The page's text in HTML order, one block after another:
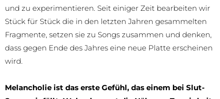
und zu experimentieren. Seit einiger Zeit bearbeiten wir
Stück für Stück die in den letzten Jahren gesammelten
Fragmente, setzen sie zu Songs zusammen und denken,
dass gegen Ende des Jahres eine neue Platte erscheinen
wird.
Melancholie ist das erste Gefühl, das einem bei Slut-